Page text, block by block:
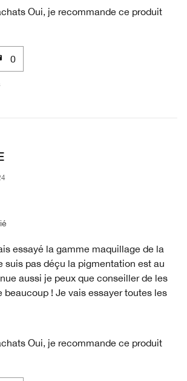
Oui, je recommande ce produit
0
essayé la gamme maquillage de la
suis pas déçu la pigmentation est au
aussi je peux que conseiller de les
beaucoup ! Je vais essayer toutes les
Oui, je recommande ce produit